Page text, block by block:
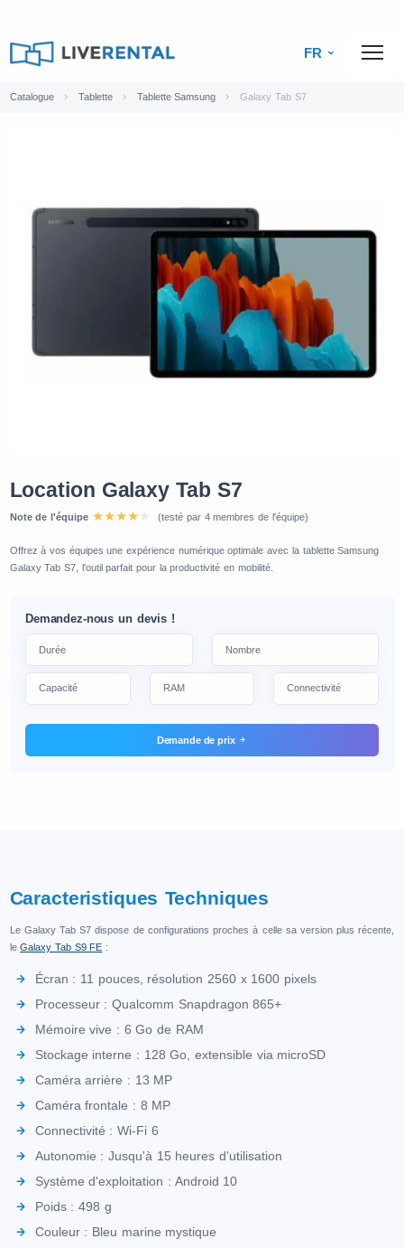
FR
Catalogue Tablette Tablette Samsung Galaxy Tab S7
Location Galaxy Tab S7
Note de l'équipe (testé par 4 membres de l'équipe)
Offrez à vos équipes une expérience numérique optimale avec la tablette Samsung
Galaxy Tab S7, l'outil parfait pour la productivité en mobilité.
Demandez-nous un devis !
Demande de prix
Caracteristiques Techniques
Le Galaxy Tab S7 dispose de configurations proches à celle sa version plus récente,
leGalaxy Tab S9 FE :
Écran : 11 pouces, résolution 2560 x 1600 pixels
Processeur : Qualcomm Snapdragon 865+
Mémoire vive : 6 Go de RAM
Stockage interne : 128 Go, extensible via microSD
Caméra arrière : 13 MP
Caméra frontale : 8 MP
Connectivité : Wi-Fi 6
Autonomie : Jusqu'à 15 heures d'utilisation
Système d'exploitation : Android 10
Poids : 498 g
Couleur : Bleu marine mystique